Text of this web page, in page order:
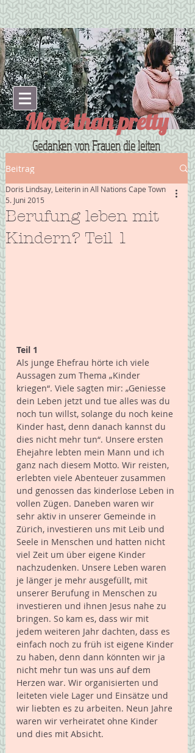
More than pretty
Gedanken von Frauen die leiten
Beitrag
Berufung leben mit
Kindern? Teil 1
Doris Lindsay, Leiterin in All Nations Cape Town
5. Juni 2015
Teil 1
Als junge Ehefrau hörte ich viele
Aussagen zum Thema „Kinder
kriegen“. Viele sagten mir: „Geniesse
dein Leben jetzt und tue alles was du
noch tun willst, solange du noch keine
Kinder hast, denn danach kannst du
dies nicht mehr tun“. Unsere ersten
Ehejahre lebten mein Mann und ich
ganz nach diesem Motto. Wir reisten,
erlebten viele Abenteuer zusammen
und genossen das kinderlose Leben in
vollen Zügen. Daneben waren wir
sehr aktiv in unserer Gemeinde in
Zürich, investieren uns mit Leib und
Seele in Menschen und hatten nicht
viel Zeit um über eigene Kinder
nachzudenken. Unsere Leben waren
je länger je mehr ausgefüllt, mit
unserer Berufung in Menschen zu
investieren und ihnen Jesus nahe zu
bringen. So kam es, dass wir mit
jedem weiteren Jahr dachten, dass es
einfach noch zu früh ist eigene Kinder
zu haben, denn dann könnten wir ja
nicht mehr tun was uns auf dem
Herzen war. Wir organisierten und
leiteten viele Lager und Einsätze und
wir liebten es zu arbeiten. Neun Jahre
waren wir verheiratet ohne Kinder
und dies mit Absicht.